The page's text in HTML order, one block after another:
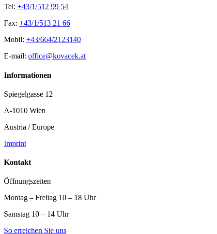
Tel: +43/1/512 99 54
Fax: +43/1/513 21 66
Mobil: +43/664/2123140
E-mail: office@kovacek.at
Informationen
Spiegelgasse 12
A-1010 Wien
Austria / Europe
Imprint
Kontakt
Öffnungszeiten
Montag – Freitag 10 – 18 Uhr
Samstag 10 – 14 Uhr
So erreichen Sie uns